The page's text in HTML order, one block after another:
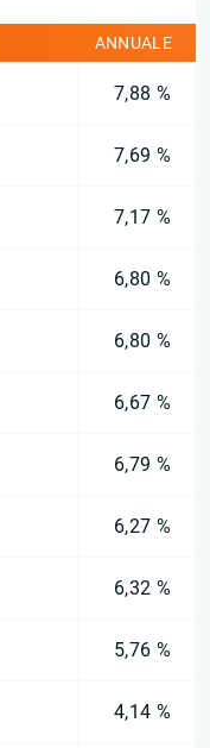
ANNUALE
7,88 %
7,69 %
7,17 %
6,80 %
6,80 %
6,67 %
6,79 %
6,27 %
6,32 %
5,76 %
4,14 %